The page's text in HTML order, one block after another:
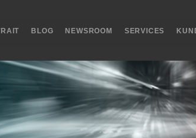
BLOG NEWSROOM SERVICES